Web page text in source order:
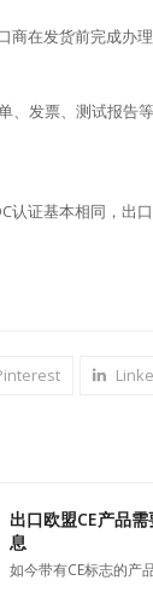
商在发货前完成办
、发票、测试报告
认证基本相同，
出口欧盟CE产品
息
如今带有CE标志的产